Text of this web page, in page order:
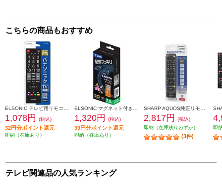
こちらの商品もおすすめ
1,078円 (税込)
32円分ポイント還元
即納（在庫あり）
1,320円 (税込)
39円分ポイント還元
即納（在庫あり）
2,817円
(税込)
即納（在庫残りわずか）
(3件)
即
テレビ関連品の人気ランキング